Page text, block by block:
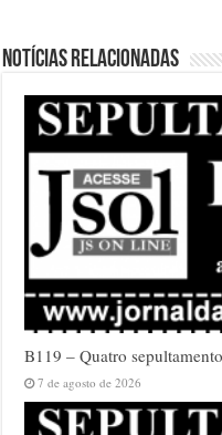
Notícias relacionadas
B119 – Quatro
7 de agosto de 2026